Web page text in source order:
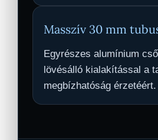
Masszív 30 mm
Egyrészes alumínium
lövésálló kialakítással a
megbízhatóság érzetéért.